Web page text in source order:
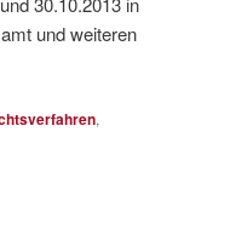
und weiteren
,